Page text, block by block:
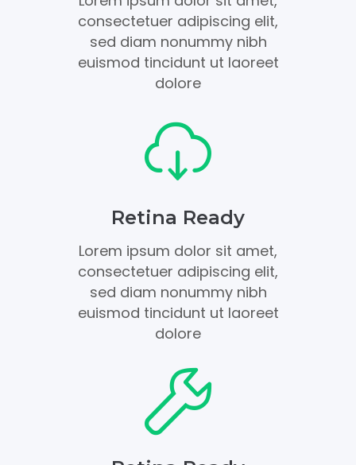
consectetuer adipiscing elit,
sed diam nonummy nibh
euismod tincidunt ut laoreet
dolore
Retina Ready
Lorem ipsum dolor sit amet,
consectetuer adipiscing elit,
sed diam nonummy nibh
euismod tincidunt ut laoreet
dolore